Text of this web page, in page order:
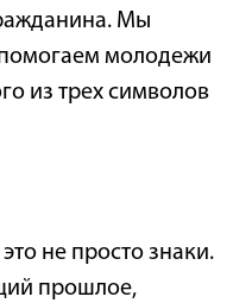
Мы
молодежи
из трех символов
не просто знаки.
прошлое,